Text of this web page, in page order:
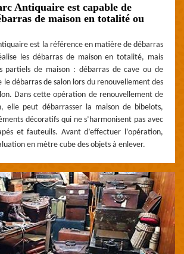
Antiquaire est capable de
de maison en totalité ou
est la référence en matière de débarras
les débarras de maison en totalité, mais
partiels de maison : débarras de cave ou de
le débarras de salon lors du renouvellement des
Dans cette opération de renouvellement de
elle peut débarrasser la maison de bibelots,
décoratifs qui ne s’harmonisent pas avec
et fauteuils. Avant d’effectuer l’opération,
en mètre cube des objets à enlever.